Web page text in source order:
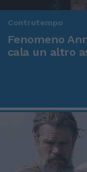
Controtempo
Fenomeno
cala un altro